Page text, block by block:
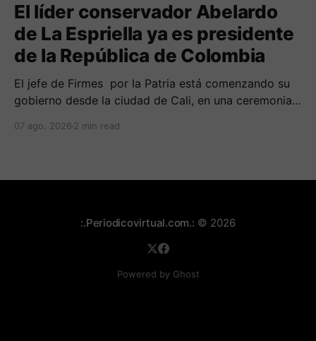
El líder conservador Abelardo
de La Espriella ya es presidente
de la República de Colombia
El jefe de Firmes por la Patria está comenzando su
gobierno desde la ciudad de Cali, en una ceremonia
gobiernos conservadores.
07 ago. 2026 2 min read
:.Periodicovirtual.com.: © 2026
Powered by Ghost